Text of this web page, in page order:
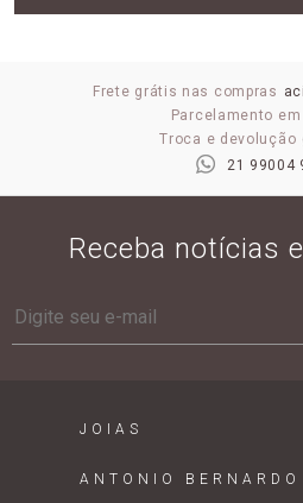
Frete grátis nas compras
Parcelamento
Troca e devolução
21 99004
Receba notícias
JOIAS
ANTONIO BERNARDO